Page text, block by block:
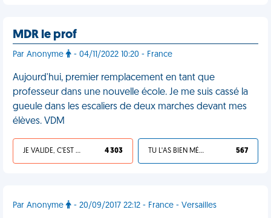
MDR le prof
Par Anonyme - 04/11/2022 10:20 - France
Aujourd'hui, premier remplacement en tant que
professeur dans une nouvelle école. Je me suis cassé la
gueule dans les escaliers de deux marches devant mes
élèves. VDM
JE VALIDE, C'EST UNE VDM 4 303 TU L'AS BIEN MÉRITÉ 567
Par Anonyme - 20/09/2017 22:12 - France - Versailles